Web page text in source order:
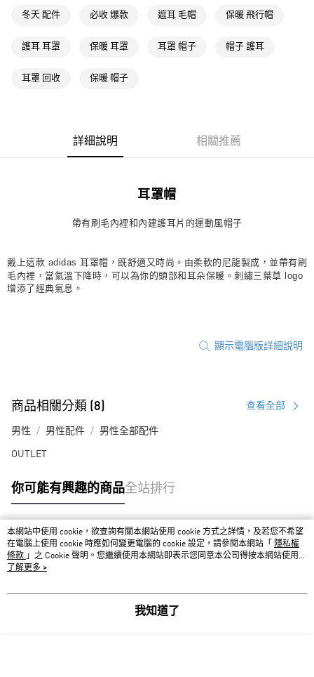
付款後全家取貨
每筆NT$80，滿NT$1,500(含以上)免運費
每筆NT$80，滿NT$1,500(含以上)免運費
付款後門市自取
冬天 配件 必收 爆款 遮耳 毛帽 保暖 飛行帽
護耳 耳罩 保暖 耳罩 耳罩 帽子 帽子 護耳
耳罩 回收 保暖 帽子
詳細說明 相關推薦
耳罩帽
帶有刷毛內裡和內建護耳片的運動風帽子
戴上這款 adidas 耳罩帽，既舒適又時尚。由柔軟的尼龍製成，並帶有刷
毛內裡，當氣溫下降時，可以為你的頭部和耳朵保暖。刺繡三葉草 logo
增添了經典氣息。
顯示電腦版詳細說明
商品相關分類 (8) 查看全部
男性 男性配件 男性全部配件
OUTLET
你可能有興趣的商品全站排行
熱門標籤
本網站中使用 cookie，欲查詢有關本網站使用 cookie 方式之詳情，及若您不希望
在電腦上使用 cookie 時應如何變更電腦的 cookie 設定，請參閱本網站「
隱私權
條款 」之 Cookie 聲明。您繼續使用本網站即表示您同意本公司得按本網站使用條
款之 Cookie 聲明使用 cookie。
了解更多 >
我知道了